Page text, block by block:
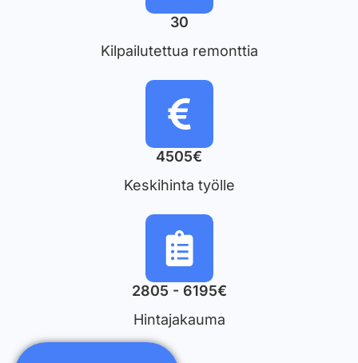
30
Kilpailutettua remonttia
4505€
Keskihinta työlle
2805 - 6195€
Hintajakauma